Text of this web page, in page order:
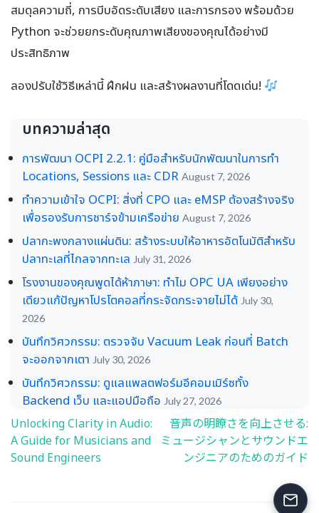
สมดุลความถี่, การบีบอัดระดับเสียง และการกรอง พร้อมด้วย
Python จะช่วยยกระดับคุณภาพเสียงของคุณได้อย่างมี
ประสิทธิภาพ
ลองปรับใช้วิธีเหล่านี้ ฝึกฝน และสร้างผลงานที่โดดเด่น!
บทความล่าสุด
การพัฒนา OCPI 2.2.1: คู่มือสำหรับนักพัฒนาในการทำ
Locations, Sessions และ CDR August 7, 2026
ทำความเข้าใจ OCPI: สิ่งที่ CPO และ eMSP ต้องสร้างจริง
เพื่อรองรับการชาร์จข้ามเครือข่าย August 7, 2026
ปลากะพงกลางแผ่นดิน: สร้างระบบให้อาหารอัตโนมัติสำหรับ
ปลาทะเลที่ไกลจากทะเล July 31, 2026
โรงงานของคุณพูดได้ห้าภาษา: ทำไม OPC UA เพียงอย่าง
เดียวแก้ปัญหาโปรโตคอลที่กระจัดกระจายไม่ได้ July 30,
2026
บันทึกวิศวกรรม: ตรวจจับ Vacuum Leak ก่อนที่ Batch
จะออกจากเตา July 30, 2026
บันทึกวิศวกรรม: ดูแลแพลตฟอร์มอีคอมเมิร์ซทั้ง
Backend เว็บ และแอปมือถือ July 27, 2026
Post
navigation
Unlocking Clarity in Audio:
A Guide for Musicians and
Sound Engineers
音声の明瞭さを向上させる:
ミュージシャンとサウンドエ
ンジニアのためのガイド